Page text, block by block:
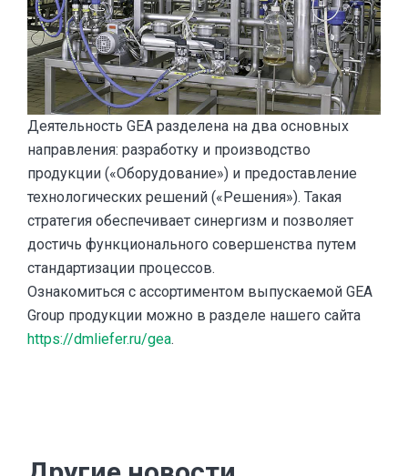
Деятельность GEA разделена на два основных
направления: разработку и производство
продукции («Оборудование») и предоставление
технологических решений («Решения»). Такая
стратегия обеспечивает синергизм и позволяет
достичь функционального совершенства путем
стандартизации процессов.
Ознакомиться с ассортиментом выпускаемой GEA
Group продукции можно в разделе нашего сайта
https://dmliefer.ru/gea.